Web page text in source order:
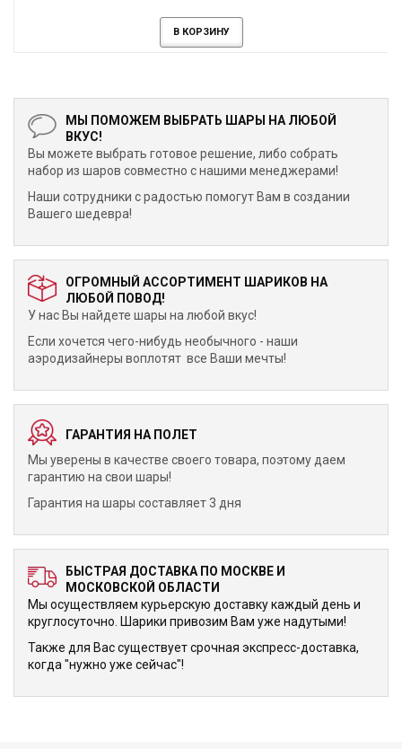
В КОРЗИНУ
МЫ ПОМОЖЕМ ВЫБРАТЬ ШАРЫ НА ЛЮБОЙ
ВКУС!
Вы можете выбрать готовое решение, либо собрать
набор из шаров совместно с нашими менеджерами!
Наши сотрудники с радостью помогут Вам в создании
Вашего шедевра!
ОГРОМНЫЙ АССОРТИМЕНТ ШАРИКОВ НА
ЛЮБОЙ ПОВОД!
У нас Вы найдете шары на любой вкус!
Если хочется чего-нибудь необычного - наши
аэродизайнеры воплотят все Ваши мечты!
ГАРАНТИЯ НА ПОЛЕТ
Мы уверены в качестве своего товара, поэтому даем
гарантию на свои шары!
Гарантия на шары составляет 3 дня
БЫСТРАЯ ДОСТАВКА ПО МОСКВЕ И
МОСКОВСКОЙ ОБЛАСТИ
Мы осуществляем курьерскую доставку каждый день и
круглосуточно. Шарики привозим Вам уже надутыми!
Также для Вас существует срочная экспресс-доставка,
когда "нужно уже сейчас"!